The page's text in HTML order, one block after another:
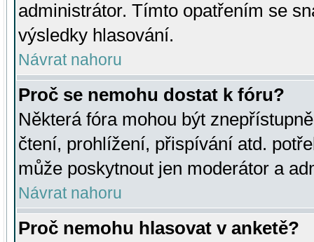
administrátor. Tímto opatřením se
výsledky hlasování.
Návrat nahoru
Proč se nemohu dostat k fóru?
Některá fóra mohou být
čtení, prohlížení, přispívání atd.
může poskytnout jen moderátor a
Návrat nahoru
Proč nemohu hlasovat v anketě?